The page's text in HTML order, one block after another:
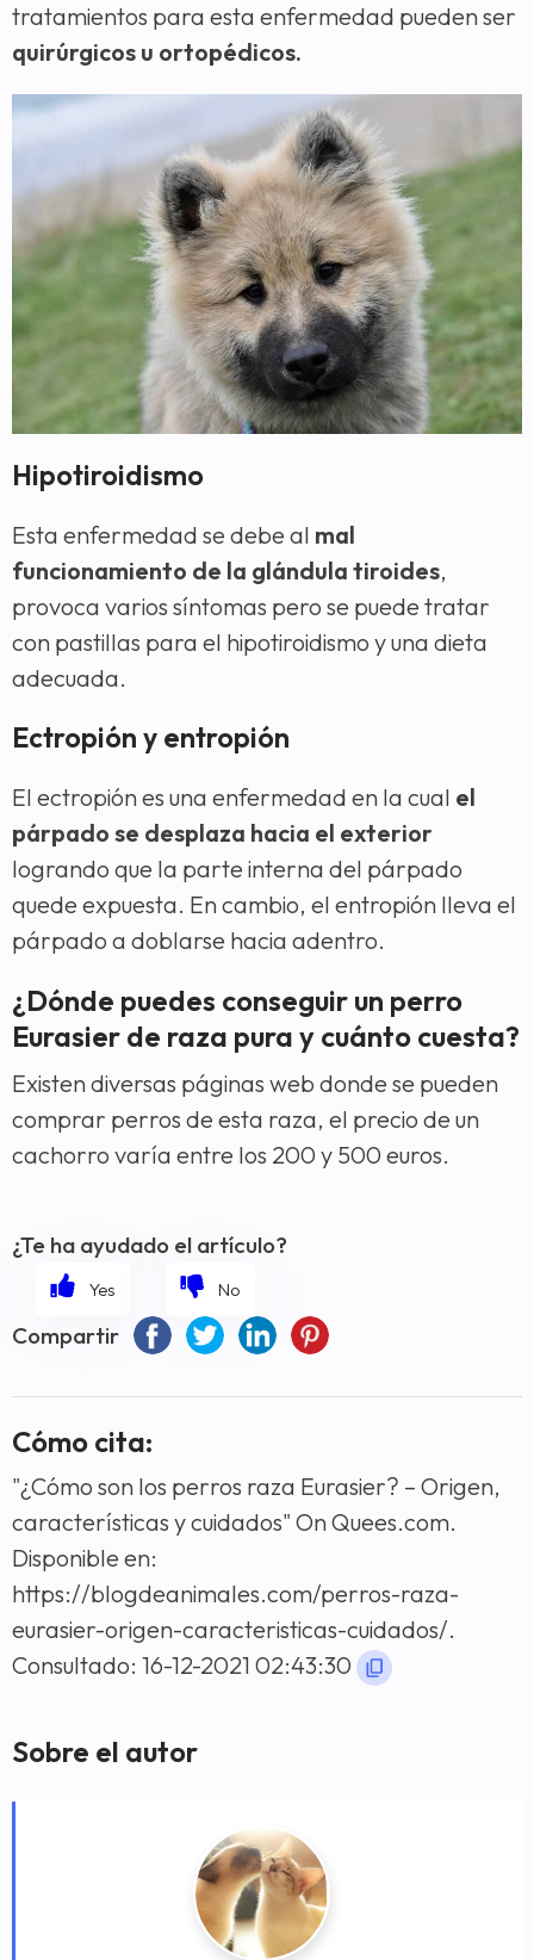
tratamientos para esta enfermedad pueden ser
quirúrgicos u ortopédicos.
Hipotiroidismo
Esta enfermedad se debe al mal
funcionamiento de la glándula tiroides,
provoca varios síntomas pero se puede tratar
con pastillas para el hipotiroidismo y una dieta
adecuada.
Ectropión y entropión
El ectropión es una enfermedad en la cual el
párpado se desplaza hacia el exterior
logrando que la parte interna del párpado
quede expuesta. En cambio, el entropión lleva el
párpado a doblarse hacia adentro.
¿Dónde puedes conseguir un perro
Eurasier de raza pura y cuánto cuesta?
Existen diversas páginas web donde se pueden
comprar perros de esta raza, el precio de un
cachorro varía entre los 200 y 500 euros.
¿Te ha ayudado el artículo?
Compartir
Cómo cita:
"¿Cómo son los perros raza Eurasier? – Origen,
características y cuidados" On Quees.com.
Disponible en:
https://blogdeanimales.com/perros-raza-
eurasier-origen-caracteristicas-cuidados/.
Consultado: 16-12-2021 02:43:30
Sobre el autor